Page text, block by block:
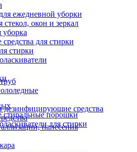
ежедневной уборки
окон и зеркал
уборка
для стирки
стирки
стиральные порошки
для стирки
дезинфицирующие средства
нанесения